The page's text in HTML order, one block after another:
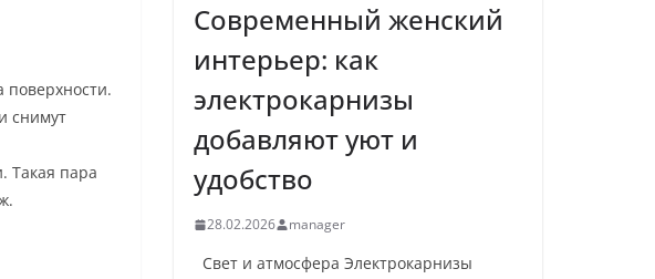
поверхности.
снимут
Такая пара
Современный женский
интерьер: как
электрокарнизы
добавляют уют и
удобство
28.02.2026 manager
Свет и атмосфера Электрокарнизы